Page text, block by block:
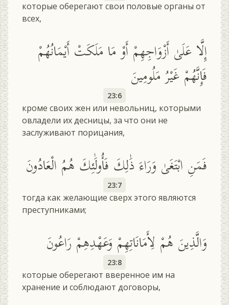
которые оберегают свои половые органы от
всех,
إِلَّا عَلَىٰ أَزْوَاجِهِمْ أَوْ مَا مَلَكَتْ أَيْمَانُهُمْ
فَإِنَّهُمْ غَيْرُ مَلُومِينَ
23:6
кроме своих жен или невольниц, которыми
овладели их десницы, за что они не
заслуживают порицания,
فَمَنِ ابْتَغَىٰ وَرَاءَ ذَٰلِكَ فَأُولَٰئِكَ هُمُ الْعَادُونَ
23:7
тогда как желающие сверх этого являются
преступниками;
وَالَّذِينَ هُمْ لِأَمَانَاتِهِمْ وَعَهْدِهِمْ رَاعُونَ
23:8
которые оберегают вверенное им на
хранение и соблюдают договоры,